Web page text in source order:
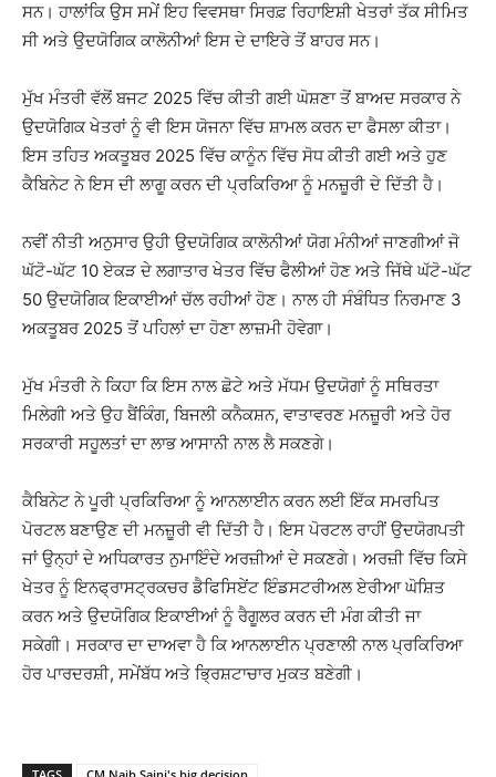
ਸਨ। ਹਾਲਾਂਕਿ ਉਸ ਸਮੇਂ ਇਹ ਵਿਵਸਥਾ ਸਿਰਫ਼ ਰਿਹਾਇਸ਼ੀ ਖੇਤਰਾਂ ਤੱਕ ਸੀਮਿਤ
ਸੀ ਅਤੇ ਉਦਯੋਗਿਕ ਕਾਲੋਨੀਆਂ ਇਸ ਦੇ ਦਾਇਰੇ ਤੋਂ ਬਾਹਰ ਸਨ।
ਮੁੱਖ ਮੰਤਰੀ ਵੱਲੋਂ ਬਜਟ 2025 ਵਿੱਚ ਕੀਤੀ ਗਈ ਘੋਸ਼ਣਾ ਤੋਂ ਬਾਅਦ ਸਰਕਾਰ ਨੇ
ਉਦਯੋਗਿਕ ਖੇਤਰਾਂ ਨੂੰ ਵੀ ਇਸ ਯੋਜਨਾ ਵਿੱਚ ਸ਼ਾਮਲ ਕਰਨ ਦਾ ਫੈਸਲਾ ਕੀਤਾ।
ਇਸ ਤਹਿਤ ਅਕਤੂਬਰ 2025 ਵਿੱਚ ਕਾਨੂੰਨ ਵਿੱਚ ਸੋਧ ਕੀਤੀ ਗਈ ਅਤੇ ਹੁਣ
ਕੈਬਿਨੇਟ ਨੇ ਇਸ ਦੀ ਲਾਗੂ ਕਰਨ ਦੀ ਪ੍ਰਕਿਰਿਆ ਨੂੰ ਮਨਜ਼ੂਰੀ ਦੇ ਦਿੱਤੀ ਹੈ।
ਨਵੀਂ ਨੀਤੀ ਅਨੁਸਾਰ ਉਹੀ ਉਦਯੋਗਿਕ ਕਾਲੋਨੀਆਂ ਯੋਗ ਮੰਨੀਆਂ ਜਾਣਗੀਆਂ ਜੋ
ਘੱਟੋ-ਘੱਟ 10 ਏਕੜ ਦੇ ਲਗਾਤਾਰ ਖੇਤਰ ਵਿੱਚ ਫੈਲੀਆਂ ਹੋਣ ਅਤੇ ਜਿੱਥੇ ਘੱਟੋ-ਘੱਟ
50 ਉਦਯੋਗਿਕ ਇਕਾਈਆਂ ਚੱਲ ਰਹੀਆਂ ਹੋਣ। ਨਾਲ ਹੀ ਸੰਬੰਧਿਤ ਨਿਰਮਾਣ 3
ਅਕਤੂਬਰ 2025 ਤੋਂ ਪਹਿਲਾਂ ਦਾ ਹੋਣਾ ਲਾਜ਼ਮੀ ਹੋਵੇਗਾ।
ਮੁੱਖ ਮੰਤਰੀ ਨੇ ਕਿਹਾ ਕਿ ਇਸ ਨਾਲ ਛੋਟੇ ਅਤੇ ਮੱਧਮ ਉਦਯੋਗਾਂ ਨੂੰ ਸਥਿਰਤਾ
ਮਿਲੇਗੀ ਅਤੇ ਉਹ ਬੈਂਕਿੰਗ, ਬਿਜਲੀ ਕਨੈਕਸ਼ਨ, ਵਾਤਾਵਰਣ ਮਨਜ਼ੂਰੀ ਅਤੇ ਹੋਰ
ਸਰਕਾਰੀ ਸਹੂਲਤਾਂ ਦਾ ਲਾਭ ਆਸਾਨੀ ਨਾਲ ਲੈ ਸਕਣਗੇ।
ਕੈਬਿਨੇਟ ਨੇ ਪੂਰੀ ਪ੍ਰਕਿਰਿਆ ਨੂੰ ਆਨਲਾਈਨ ਕਰਨ ਲਈ ਇੱਕ ਸਮਰਪਿਤ
ਪੋਰਟਲ ਬਣਾਉਣ ਦੀ ਮਨਜ਼ੂਰੀ ਵੀ ਦਿੱਤੀ ਹੈ। ਇਸ ਪੋਰਟਲ ਰਾਹੀਂ ਉਦਯੋਗਪਤੀ
ਜਾਂ ਉਨ੍ਹਾਂ ਦੇ ਅਧਿਕਾਰਤ ਨੁਮਾਇੰਦੇ ਅਰਜ਼ੀਆਂ ਦੇ ਸਕਣਗੇ। ਅਰਜ਼ੀ ਵਿੱਚ ਕਿਸੇ
ਖੇਤਰ ਨੂੰ ਇਨਫ੍ਰਾਸਟ੍ਰਕਚਰ ਡੈਫਿਸਿਏਂਟ ਇੰਡਸਟਰੀਅਲ ਏਰੀਆ ਘੋਸ਼ਿਤ
ਕਰਨ ਅਤੇ ਉਦਯੋਗਿਕ ਇਕਾਈਆਂ ਨੂੰ ਰੈਗੂਲਰ ਕਰਨ ਦੀ ਮੰਗ ਕੀਤੀ ਜਾ
ਸਕੇਗੀ। ਸਰਕਾਰ ਦਾ ਦਾਅਵਾ ਹੈ ਕਿ ਆਨਲਾਈਨ ਪ੍ਰਣਾਲੀ ਨਾਲ ਪ੍ਰਕਿਰਿਆ
ਹੋਰ ਪਾਰਦਰਸ਼ੀ, ਸਮੇਂਬੱਧ ਅਤੇ ਭ੍ਰਿਸ਼ਟਾਚਾਰ ਮੁਕਤ ਬਣੇਗੀ।